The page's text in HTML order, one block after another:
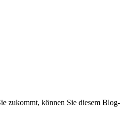
zukommt, können Sie diesem Blog-